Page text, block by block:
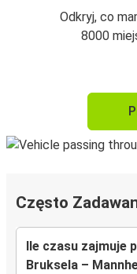
Odkryj, co
8000
Często
Ile czasu
Bruksela –